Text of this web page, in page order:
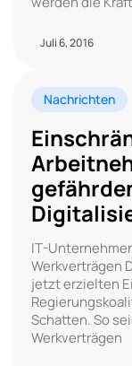
Juli 6, 2016
Nachrichten
IT-
Werkverträgen
jetzt erzielten
Schatten. So
Werkverträgen